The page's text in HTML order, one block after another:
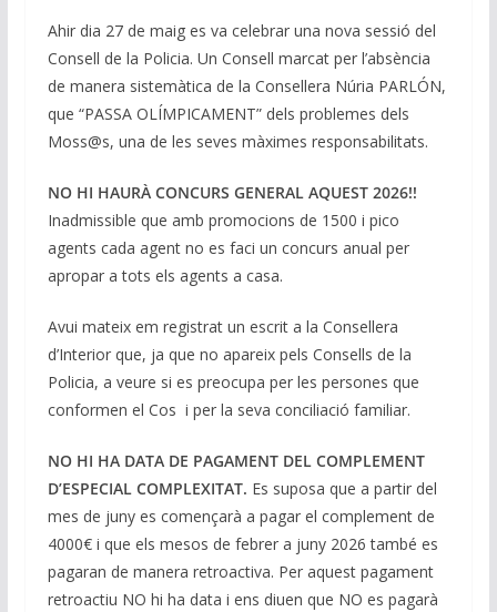
n o
k
p
p
m n
k
Ahir dia 27 de maig es va celebrar una nova sessió del
Consell de la Policia. Un Consell marcat per l’absència
de manera sistemàtica de la Consellera Núria PARLÓN,
que “PASSA OLÍMPICAMENT” dels problemes dels
Moss@s, una de les seves màximes responsabilitats.
NO HI HAURÀ CONCURS GENERAL AQUEST 2026!!
Inadmissible que amb promocions de 1500 i pico
agents cada agent no es faci un concurs anual per
apropar a tots els agents a casa.
Avui mateix em registrat un escrit a la Consellera
d’Interior que, ja que no apareix pels Consells de la
Policia, a veure si es preocupa per les persones que
conformen el Cos i per la seva conciliació familiar.
NO HI HA DATA DE PAGAMENT DEL COMPLEMENT
D’ESPECIAL COMPLEXITAT. Es suposa que a partir del
mes de juny es començarà a pagar el complement de
4000€ i que els mesos de febrer a juny 2026 també es
pagaran de manera retroactiva. Per aquest pagament
retroactiu NO hi ha data i ens diuen que NO es pagarà